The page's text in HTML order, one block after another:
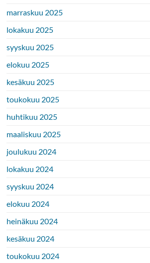
marraskuu 2025
lokakuu 2025
syyskuu 2025
elokuu 2025
kesäkuu 2025
toukokuu 2025
huhtikuu 2025
maaliskuu 2025
joulukuu 2024
lokakuu 2024
syyskuu 2024
elokuu 2024
heinäkuu 2024
kesäkuu 2024
toukokuu 2024